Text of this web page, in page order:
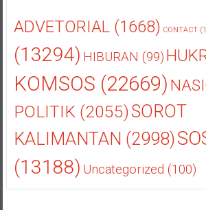
ADVETORIAL(1668) CONTACT
(13294) HIBURAN (99)
KOMSOS (22669)
POLITIK(2055)SOROT
KALIMANTAN (2998)
(13188) Uncategorized (100)